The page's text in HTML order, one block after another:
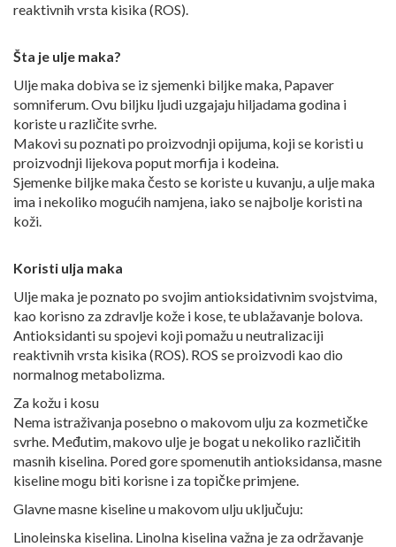
reaktivnih vrsta kisika (ROS).
Šta je ulje maka?
Ulje maka dobiva se iz sjemenki biljke maka, Papaver
somniferum. Ovu biljku ljudi uzgajaju hiljadama godina i
koriste u različite svrhe.
Makovi su poznati po proizvodnji opijuma, koji se koristi u
proizvodnji lijekova poput morfija i kodeina.
Sjemenke biljke maka često se koriste u kuvanju, a ulje maka
ima i nekoliko mogućih namjena, iako se najbolje koristi na
koži.
Koristi ulja maka
Ulje maka je poznato po svojim antioksidativnim svojstvima,
kao korisno za zdravlje kože i kose, te ublažavanje bolova.
Antioksidanti su spojevi koji pomažu u neutralizaciji
reaktivnih vrsta kisika (ROS). ROS se proizvodi kao dio
normalnog metabolizma.
Za kožu i kosu
Nema istraživanja posebno o makovom ulju za kozmetičke
svrhe. Međutim, makovo ulje je bogat u nekoliko različitih
masnih kiselina. Pored gore spomenutih antioksidansa, masne
kiseline mogu biti korisne i za topičke primjene.
Glavne masne kiseline u makovom ulju uključuju:
Linoleinska kiselina. Linolna kiselina važna je za održavanje